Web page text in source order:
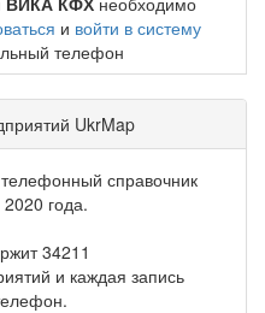
и войти в систему
телефон
UkrMap
справочник
года.
34211
и каждая запись